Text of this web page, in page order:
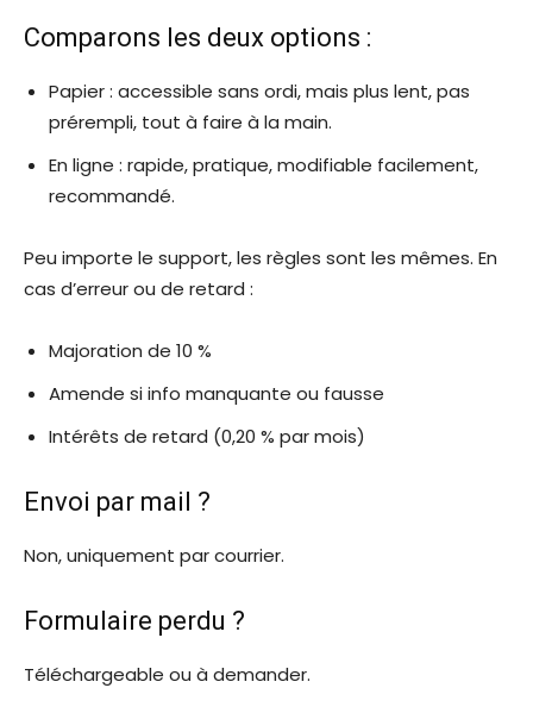
Comparons les deux options :
Papier : accessible sans ordi, mais plus lent, pas
prérempli, tout à faire à la main.
En ligne : rapide, pratique, modifiable facilement,
recommandé.
Peu importe le support, les règles sont les mêmes. En
cas d’erreur ou de retard :
Majoration de 10 %
Amende si info manquante ou fausse
Intérêts de retard (0,20 % par mois)
Envoi par mail ?
Non, uniquement par courrier.
Formulaire perdu ?
Téléchargeable ou à demander.